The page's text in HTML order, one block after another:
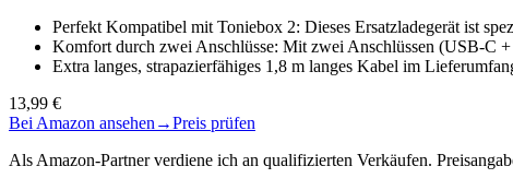
Perfekt Kompatibel mit Toniebox 2: Dieses Ersatzladegerät ist
Komfort durch zwei Anschlüsse: Mit zwei Anschlüssen (USB-C
Extra langes, strapazierfähiges 1,8 m langes Kabel im
13,99 €
Bei Amazon ansehen →Preis prüfen
Als Amazon-Partner verdiene ich an qualifizierten Verkäufen.